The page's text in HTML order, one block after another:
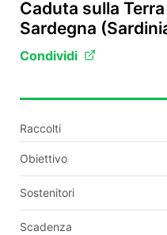
Caduta sulla
Sardegna
Condividi
Raccolti
Obiettivo
Sostenitori
Scadenza